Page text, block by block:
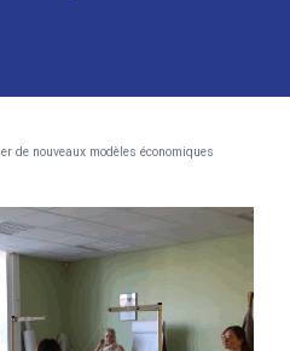
de nouveaux modèles économiques